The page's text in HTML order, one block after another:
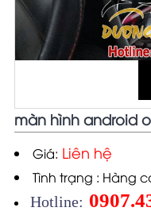
màn hình android
Giá: Liên hệ
Tình trạng : Hàng
Hotline: